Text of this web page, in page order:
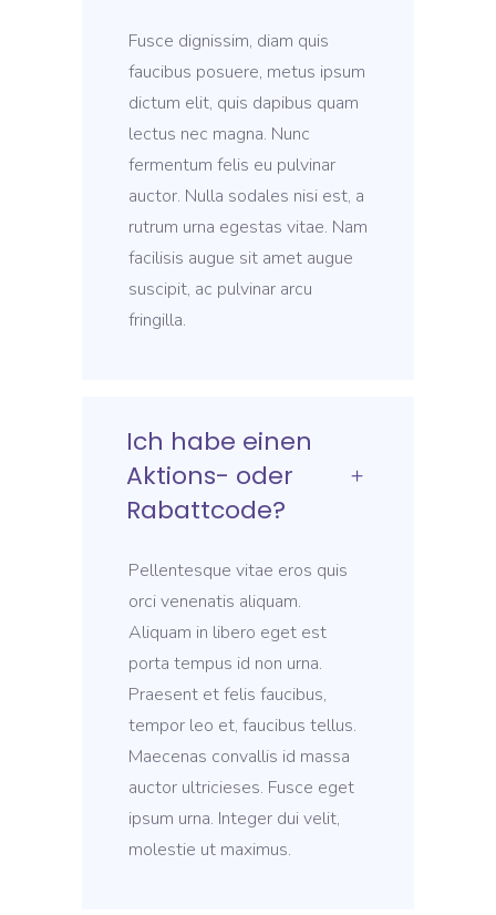
Fusce dignissim, diam quis
faucibus posuere, metus ipsum
dictum elit, quis dapibus quam
lectus nec magna. Nunc
fermentum felis eu pulvinar
auctor. Nulla sodales nisi est, a
rutrum urna egestas vitae. Nam
facilisis augue sit amet augue
suscipit, ac pulvinar arcu
fringilla.
Ich habe einen
Aktions- oder
Rabattcode?
Pellentesque vitae eros quis
orci venenatis aliquam.
Aliquam in libero eget est
porta tempus id non urna.
Praesent et felis faucibus,
tempor leo et, faucibus tellus.
Maecenas convallis id massa
auctor ultricieses. Fusce eget
ipsum urna. Integer dui velit,
molestie ut maximus.